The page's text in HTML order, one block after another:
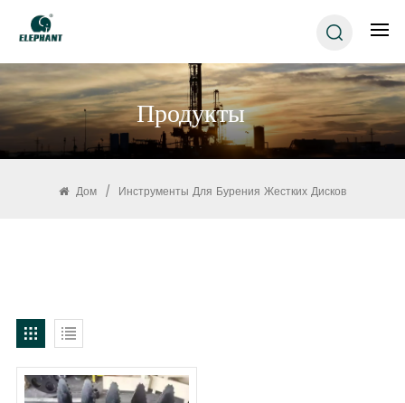
Продукты
Дом / Инструменты Для Бурения Жестких Дисков